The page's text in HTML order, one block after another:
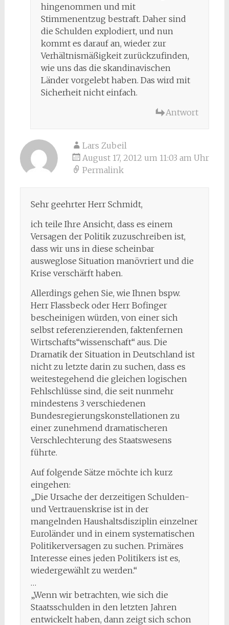
hingenommen und mit
Stimmenentzug bestraft. Daher sind
die Schulden explodiert, und nun
kommt es darauf an, wieder zur
Verhältnismäßigkeit zurückzufinden,
wie uns das die skandinavischen
Länder vorgelebt haben. Das wird mit
Sicherheit nicht einfach.
Antwort
Lars Zubeil
August 17, 2012 um 11:03 am Uhr
Permalink
Sehr geehrter Herr Schmidt,
ich teile Ihre Ansicht, dass es einem
Versagen der Politik zuzuschreiben ist,
dass wir uns in diese scheinbar
ausweglose Situation manövriert und die
Krise verschärft haben.
Allerdings gehen Sie, wie Ihnen bspw.
Herr Flassbeck oder Herr Bofinger
bescheinigen würden, von einer sich
selbst referenzierenden, faktenfernen
Wirtschafts“wissenschaft“ aus. Die
Dramatik der Situation in Deutschland ist
nicht zu letzte darin zu suchen, dass es
weitestegehend die gleichen logischen
Fehlschlüsse sind, die seit nunmehr
mindestens 3 verschiedenen
Bundesregierungskonstellationen zu
einer zunehmend dramatischeren
Verschlechterung des Staatswesens
führte.
Auf folgende Sätze möchte ich kurz
eingehen:
„Die Ursache der derzeitigen Schulden-
und Vertrauenskrise ist in der
mangelnden Haushaltsdisziplin einzelner
Euroländer und in einem systematischen
Politikerversagen zu suchen. Primäres
Interesse eines jeden Politikers ist es,
wiedergewählt zu werden.“
…
„Wenn wir betrachten, wie sich die
Staatsschulden in den letzten Jahren
entwickelt haben, dann zeigt sich schon